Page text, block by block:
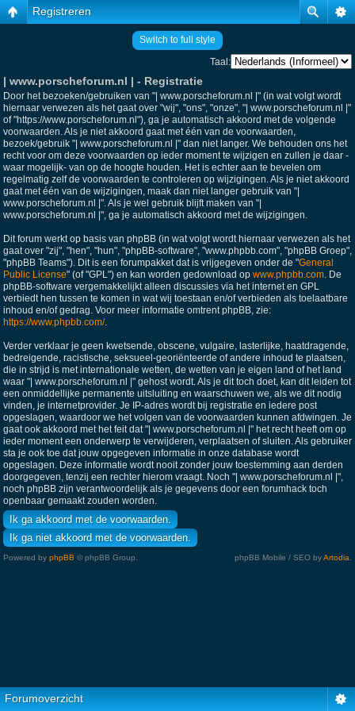
Registreren
Switch to full style
Taal:
| www.porscheforum.nl | - Registratie
Door het bezoeken/gebruiken van "| www.porscheforum.nl |" (in wat volgt wordt
hiernaar verwezen als het gaat over "wij", "ons", "onze", "| www.porscheforum.nl |"
of "https://www.porscheforum.nl"), ga je automatisch akkoord met de volgende
voorwaarden. Als je niet akkoord gaat met één van de voorwaarden,
bezoek/gebruik "| www.porscheforum.nl |" dan niet langer. We behouden ons het
recht voor om deze voorwaarden op ieder moment te wijzigen en zullen je daar -
waar mogelijk- van op de hoogte houden. Het is echter aan te bevelen om
regelmatig zelf de voorwaarden te controleren op wijzigingen. Als je niet akkoord
gaat met één van de wijzigingen, maak dan niet langer gebruik van "|
www.porscheforum.nl |". Als je wel gebruik blijft maken van "|
www.porscheforum.nl |", ga je automatisch akkoord met de wijzigingen.
Dit forum werkt op basis van phpBB (in wat volgt wordt hiernaar verwezen als het
gaat over "zij", "hen", "hun", "phpBB-software", "www.phpbb.com", "phpBB Groep",
"phpBB Teams"). Dit is een forumpakket dat is vrijgegeven onder de "General
Public License" (of "GPL") en kan worden gedownload op www.phpbb.com. De
phpBB-software vergemakkelijkt alleen discussies via het internet en GPL
verbiedt hen tussen te komen in wat wij toestaan en/of verbieden als toelaatbare
inhoud en/of gedrag. Voor meer informatie omtrent phpBB, zie:
https://www.phpbb.com/.
Verder verklaar je geen kwetsende, obscene, vulgaire, lasterlijke, haatdragende,
bedreigende, racistische, seksueel-georiënteerde of andere inhoud te plaatsen,
die in strijd is met internationale wetten, de wetten van je eigen land of het land
waar "| www.porscheforum.nl |" gehost wordt. Als je dit toch doet, kan dit leiden tot
een onmiddellijke permanente uitsluiting en waarschuwen we, als we dit nodig
vinden, je internetprovider. Je IP-adres wordt bij registratie en iedere post
opgeslagen, waardoor we het volgen van de voorwaarden kunnen afdwingen. Je
gaat ook akkoord met het feit dat "| www.porscheforum.nl |" het recht heeft om op
ieder moment een onderwerp te verwijderen, verplaatsen of sluiten. Als gebruiker
sta je ook toe dat jouw opgegeven informatie in onze database wordt
opgeslagen. Deze informatie wordt nooit zonder jouw toestemming aan derden
doorgegeven, tenzij een rechter hierom vraagt. Noch "| www.porscheforum.nl |",
noch phpBB zijn verantwoordelijk als je gegevens door een forumhack toch
openbaar gemaakt zouden worden.
Powered by phpBB © phpBB Group. phpBB Mobile / SEO byArtodia
Forumoverzicht